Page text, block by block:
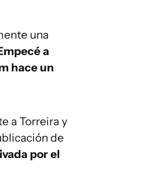
una
a
hace un
a Torreira y
de
por el